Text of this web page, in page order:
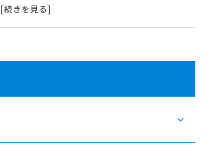
[続きを見る]